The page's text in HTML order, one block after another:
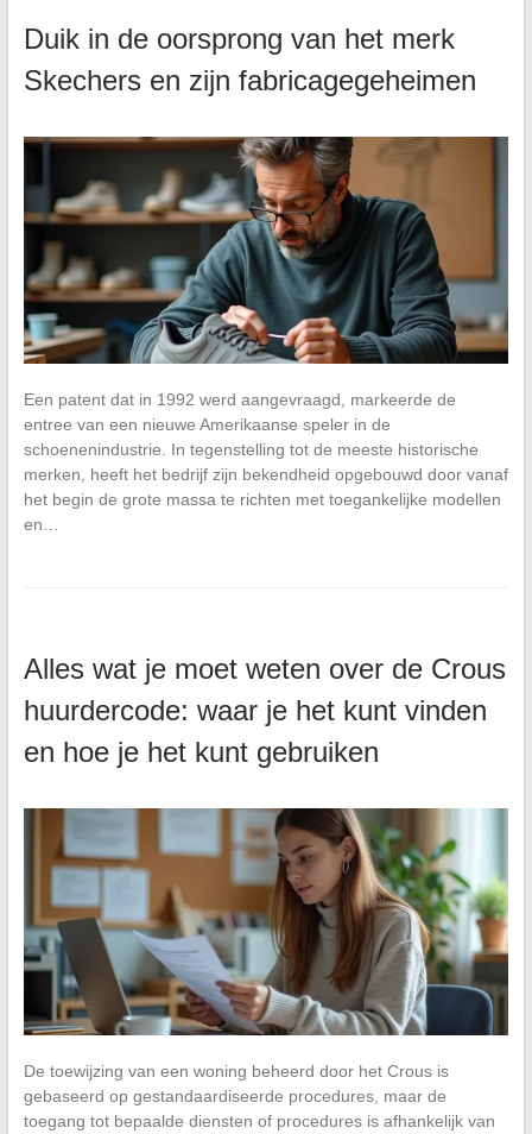
Duik in de oorsprong van het merk
Skechers en zijn fabricagegeheimen
Een patent dat in 1992 werd aangevraagd, markeerde de
entree van een nieuwe Amerikaanse speler in de
schoenenindustrie. In tegenstelling tot de meeste historische
merken, heeft het bedrijf zijn bekendheid opgebouwd door vanaf
het begin de grote massa te richten met toegankelijke modellen
en…
Alles wat je moet weten over de Crous
huurdercode: waar je het kunt vinden
en hoe je het kunt gebruiken
De toewijzing van een woning beheerd door het Crous is
gebaseerd op gestandaardiseerde procedures, maar de
toegang tot bepaalde diensten of procedures is afhankelijk van